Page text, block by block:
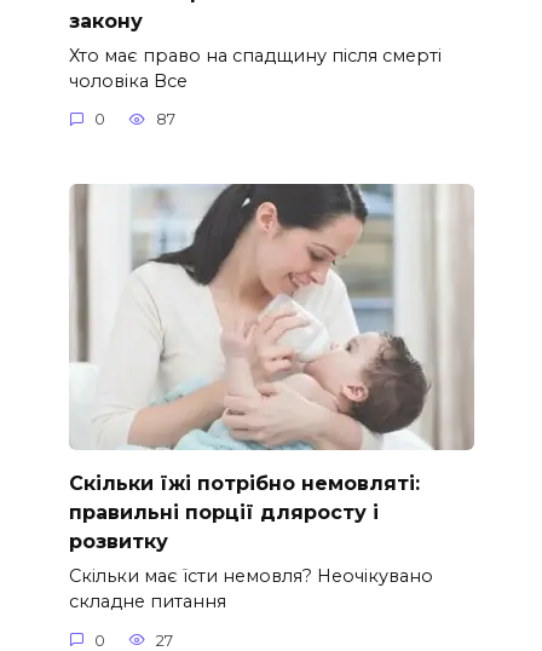
закону
Хто має право на спадщину після смерті
чоловіка Все
0 87
Скільки їжі потрібно немовляті:
правильні порції дляросту і
розвитку
Скільки має їсти немовля? Неочікувано
складне питання
0 27